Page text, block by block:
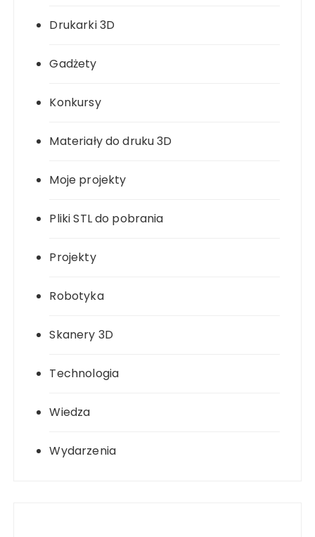
Drukarki 3D
Gadżety
Konkursy
Materiały do druku 3D
Moje projekty
Pliki STL do pobrania
Projekty
Robotyka
Skanery 3D
Technologia
Wiedza
Wydarzenia